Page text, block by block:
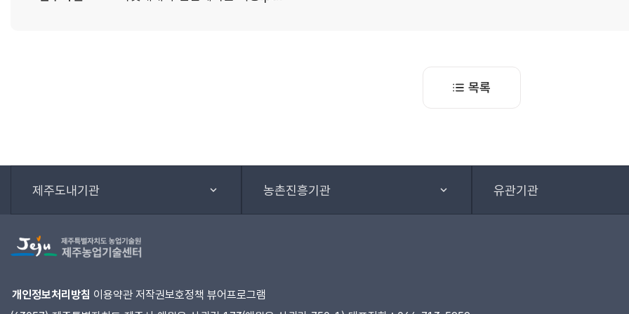
목록
제주도내기관 농촌진흥기관 유관기관
개인정보처리방침 이용약관 저작권보호정책 뷰어프로그램